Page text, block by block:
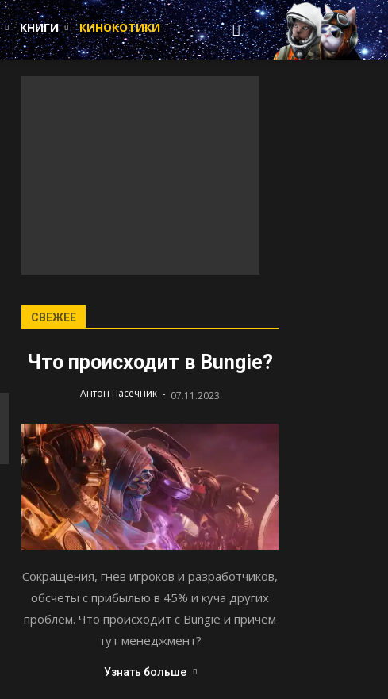
КНИГИ КИНОКОТИКИ
СВЕЖЕЕ
Что происходит в Bungie?
Антон Пасечник - 07.11.2023
Сокращения, гнев игроков и разработчиков,
обсчеты с прибылью в 45% и куча других
проблем. Что происходит с Bungie и причем
тут менеджмент?
Узнать больше